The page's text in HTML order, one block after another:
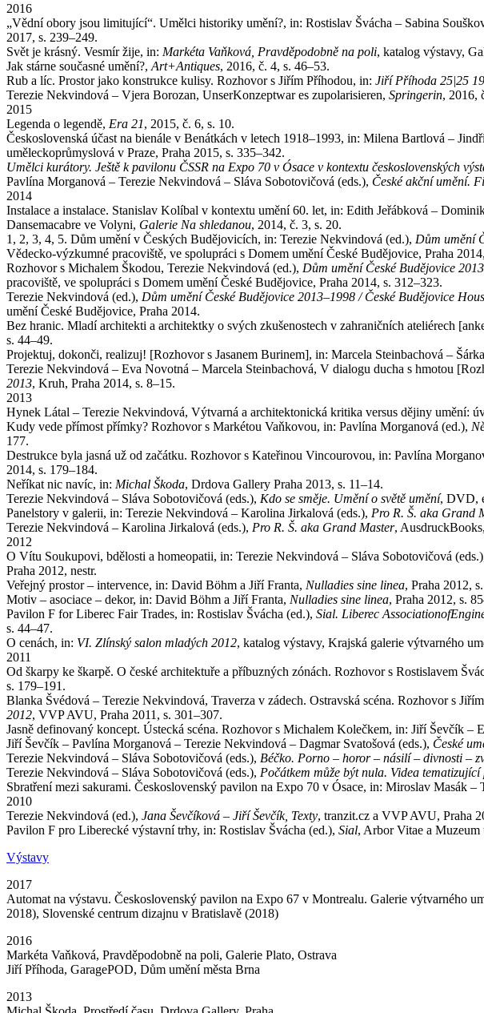
2016
„Vědní obory jsou limitující“. Umělci historiky umění?, in: Rostislav Švácha – Sabina
2017, s. 239–249.
Svět je krásný. Vesmír žije, in: Markéta Vaňková, Pravděpodobně na poli, katalog výstavy,
Jak stárne současné umění?, Art+Antiques, 2016, č. 4, s. 46–53.
Rub a líc. Prostor jako konstrukce kulisy. Rozhovor s Jiřím Příhodou, in: Jiří Příhoda 25|25
Terezie Nekvindová – Vjera Borozan, UnserKonzeptwar es zupolarisieren, Springerin, 2016,
2015
Legenda o legendě, Era 21, 2015, č. 6, s. 10.
Československá účast na bienále v Benátkách v letech 1918–1993, in: Milena Bartlová –
uměleckoprůmyslová v Praze, Praha 2015, s. 335–342.
Umělci kurátory. Ještě k pavilonu ČSSR na Expo 70 v Ósace v kontextu československých
Pavlína Morganová – Terezie Nekvindová – Sláva Sobotovičová (eds.), České akční umění.
2014
Instalace a instalace. Stanislav Kolíbal v kontextu umění 60. let, in: Edith Jeřábková –
Dansemacabre ve Volyni, Galerie Na shledanou, 2014, č. 3, s. 20.
1, 2, 3, 4, 5. Dům umění v Českých Budějovicích, in: Terezie Nekvindová (ed.), Dům umění
Vědecko-výzkumné pracoviště, ve spolupráci s Domem umění České Budějovice, Praha
Rozhovor s Michalem Škodou, Terezie Nekvindová (ed.), Dům umění České Budějovice
pracoviště, ve spolupráci s Domem umění České Budějovice, Praha 2014, s. 312–323.
Terezie Nekvindová (ed.), Dům umění České Budějovice 2013–1998 / České Budějovice
umění České Budějovice, Praha 2014.
Bez hranic. Mladí architekti a architektky o svých zkušenostech v zahraničních ateliérech
s. 44–49.
Projektuj, dokonči, realizuj! [Rozhovor s Jasanem Burinem], in: Marcela Steinbachová –
Terezie Nekvindová – Eva Novotná – Marcela Steinbachová, V dialogu ducha s hmotou
2013, Kruh, Praha 2014, s. 8–15.
2013
Hynek Látal – Terezie Nekvindová, Výtvarná a architektonická kritika versus dějiny umění:
Kudy vede přímost přímky? Rozhovor s Markétou Vaňkovou, in: Pavlína Morganová (ed.),
177.
Destrukce byla jasná už od začátku. Rozhovor s Kateřinou Vincourovou, in: Pavlína
2014, s. 179–184.
Neříkat nic navíc, in: Michal Škoda, Drdova Gallery Praha 2013, s. 11–14.
Terezie Nekvindová – Sláva Sobotovičová (eds.), Kdo se směje. Umění o světě umění, DVD,
Panelstory v galerii, in: Terezie Nekvindová – Karolina Jirkalová (eds.), Pro R. Š. aka Grand
Terezie Nekvindová – Karolina Jirkalová (eds.), Pro R. Š. aka Grand Master,
2012
O Vítu Soukupovi, bdělosti a homeopatii, in: Terezie Nekvindová – Sláva Sobotovičová
Praha 2012, nestr.
Veřejný prostor – intervence, in: David Böhm a Jiří Franta, Nulladies sine linea, Praha 2012,
Motiv – asociace – dekor, in: David Böhm a Jiří Franta, Nulladies sine linea, Praha 2012, s.
Pavilon F for Liberec Fair Trades, in: Rostislav Švácha (ed.), Sial. Liberec
s. 44–47.
O cenách, in: VI. Zlínský salon mladých 2012, katalog výstavy, Krajská galerie výtvarného
2011
Od škarpy ke škarpě. O české architektuře a příbuzných zónách. Rozhovor s Rostislavem
s. 179–191.
Blanka Švédová – Terezie Nekvindová, Traverza v zádech. Ostravská scéna. Rozhovor s
2012, VVP AVU, Praha 2011, s. 301–307.
Jasně definovaný koncept. Ústecká scéna. Rozhovor s Michalem Kolečkem, in: Jiří Ševčík –
Jiří Ševčík – Pavlína Morganová – Terezie Nekvindová – Dagmar Svatošová (eds.), České
Terezie Nekvindová – Sláva Sobotovičová (eds.), Béčko. Porno – horor – násilí – divnosti –
Terezie Nekvindová – Sláva Sobotovičová (eds.), Počátkem může být nula. Videa
Sbratření mezi sakurami. Československý pavilon na Expo 70 v Ósace, in: Miroslav Masák –
2010
Terezie Nekvindová (ed.), Jana Ševčíková – Jiří Ševčík, Texty, tranzit.cz a VVP AVU, Praha
Pavilon F pro Liberecké výstavní trhy, in: Rostislav Švácha (ed.), Sial, Arbor Vitae a
Výstavy
2017
Automat na výstavu. Československý pavilon na Expo 67 v Montrealu. Galerie výtvarného
2018), Slovenské centrum dizajnu v Bratislavě (2018)
2016
Markéta Vaňková, Pravděpodobně na poli, Galerie Plato, Ostrava
Jiří Příhoda, GaragePOD, Dům umění města Brna
2013